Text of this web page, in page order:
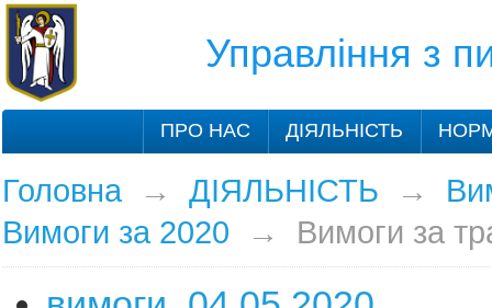
Управління з
ПРО НАС ДІЯЛЬНІСТЬ
Головна→ ДІЯЛЬНІСТЬ →
Вимоги за 2020 → Вимоги за